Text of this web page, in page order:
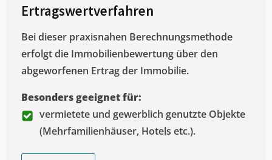
Ertragswertverfahren
Bei dieser praxisnahen Berechnungsmethode
erfolgt die Immobilienbewertung über den
abgeworfenen Ertrag der Immobilie.
Besonders geeignet für:
vermietete und gewerblich genutzte Objekte
(Mehrfamilienhäuser, Hotels etc.).